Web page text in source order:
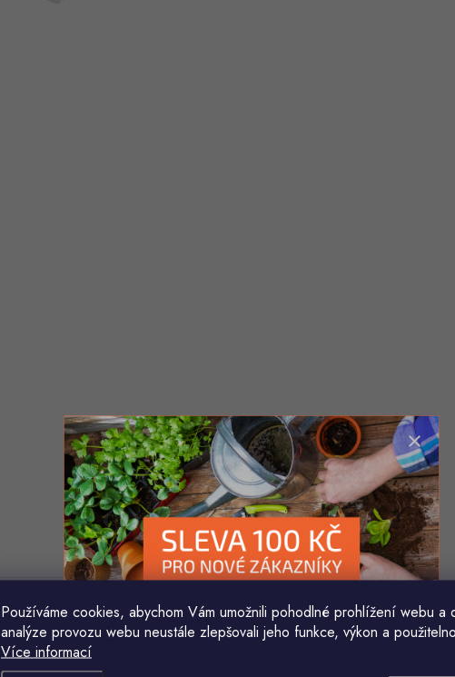
Používáme cookies, abychom Vám umožnili pohodlné prohlížení webu a
analýze provozu webu neustále zlepšovali jeho funkce, výkon a
Více informací